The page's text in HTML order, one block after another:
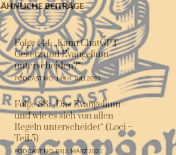
ÄHNLICHE BEITRÄGE
Folge 144: „Kann ChatGPT
Gesetz und Evangelium
unterscheiden?“
PODCAST NO. 144|4. JULI 2023
Folge 88: „Das Evangelium –
und wie es sich von allen
Regeln unterscheidet“ (Loci –
Teil 5)
PODCAST NO. 88|2. MÄRZ 2021